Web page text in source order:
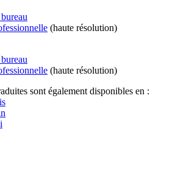
(haute résolution)
(haute résolution)
sont également disponibles en :